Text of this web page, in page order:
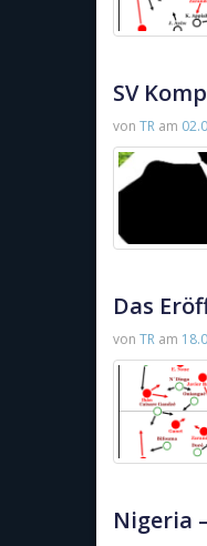
SV
von TR am
Das
von TR am
Nigeria